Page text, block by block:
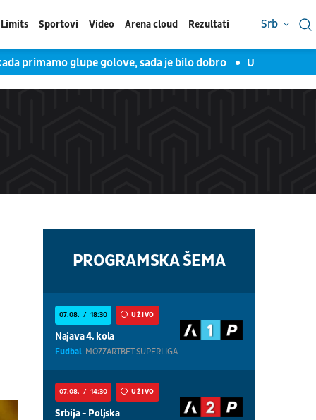
Limits Sportovi Video Arena cloud Rezultati Srb
primamo glupe golove, sada je bilo dobro Uroš
PROGRAMSKA ŠEMA
07.08. 18:30 UŽIVO
Najava 4. kola
Fudbal MOZZARTBET SUPERLIGA
07.08. 14:30 UŽIVO
Srbija - Poljska